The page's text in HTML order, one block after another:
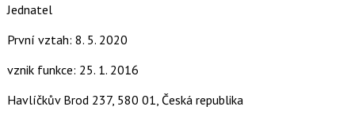
Jednatel
První vztah: 8. 5. 2020
vznik funkce: 25. 1. 2016
Havlíčkův Brod 237, 580 01, Česká republika